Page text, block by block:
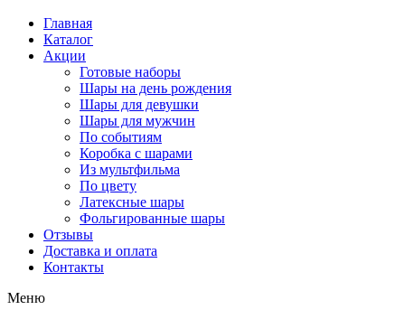
Главная
Каталог
Акции
Готовые наборы
Шары на день рождения
Шары для девушки
Шары для мужчин
По событиям
Коробка с шарами
Из мультфильма
По цвету
Латексные шары
Фольгированные шары
Отзывы
Доставка и оплата
Контакты
Меню